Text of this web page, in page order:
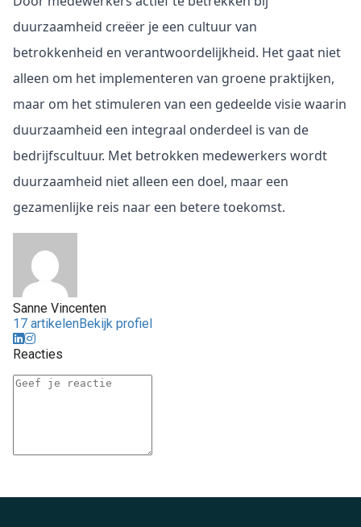
duurzaamheid creëer je een cultuur van
betrokkenheid en verantwoordelijkheid. Het gaat niet
alleen om het implementeren van groene praktijken,
maar om het stimuleren van een gedeelde visie waarin
duurzaamheid een integraal onderdeel is van de
bedrijfscultuur. Met betrokken medewerkers wordt
duurzaamheid niet alleen een doel, maar een
gezamenlijke reis naar een betere toekomst.
Sanne Vincenten
17 artikelenBekijk profiel
Reacties